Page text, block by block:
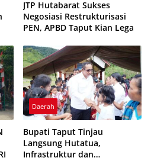
JTP Hutabarat Sukses
Negosiasi Restrukturisasi
PEN, APBD Taput Kian Lega
Daerah
Bupati Taput Tinjau
Langsung Hutatua,
Infrastruktur dan